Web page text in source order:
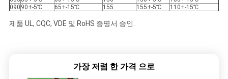
090 90+-5℃ 65+-15℃ 155 155+-5℃ 110+-15℃
제품 UL, CQC, VDE 및 RoHS 증명서 승인.
가장 저렴 한 가격 으로